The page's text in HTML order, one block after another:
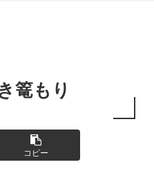
篭もり
コピー